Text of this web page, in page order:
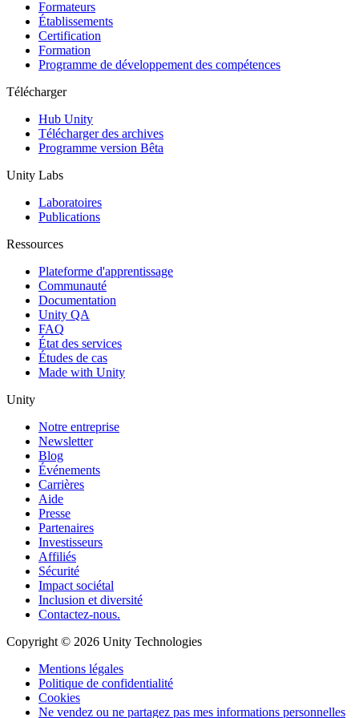
Jeux XR
Lancez des jeux XR sur plusieurs plateformes
Jeux multijoueur
Simplifiez le développement de jeux multijoueurs
Formateurs
Établissements
Certification
Formation
Programme de développement des compétences
Télécharger
Hub Unity
Télécharger des archives
Programme version Bêta
Unity Labs
Laboratoires
Publications
Ressources
Plateforme d'apprentissage
Communauté
Documentation
Unity QA
FAQ
État des services
Études de cas
Made with Unity
Unity
Notre entreprise
Newsletter
Blog
Événements
Carrières
Aide
Presse
Partenaires
Investisseurs
Affiliés
Sécurité
Impact sociétal
Inclusion et diversité
Contactez-nous.
Copyright © 2026 Unity Technologies
Mentions légales
Politique de confidentialité
Cookies
Ne vendez ou ne partagez pas mes informations personnelles